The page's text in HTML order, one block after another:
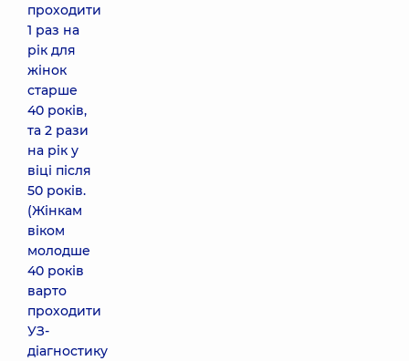
проходити
1 раз на
рік для
жінок
старше
40 років,
та 2 рази
на рік у
віці після
50 років.
(Жінкам
віком
молодше
40 років
варто
проходити
УЗ-
діагностику